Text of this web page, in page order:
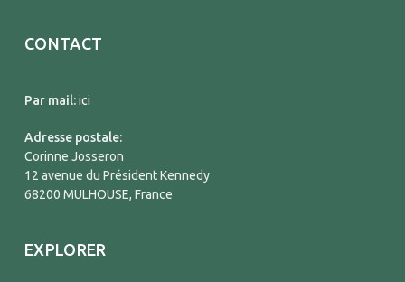
CONTACT
Par mail:ici
Adresse postale:
Corinne Josseron
12 avenue du Président Kennedy
68200 MULHOUSE, France
EXPLORER